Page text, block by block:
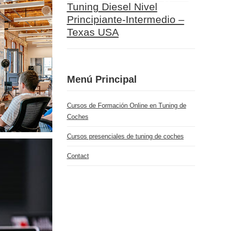
Tuning Diesel Nivel
Principiante-Intermedio –
Texas USA
Menú Principal
Cursos de Formación Online en Tuning de
Coches
Cursos presenciales de tuning de coches
Contact